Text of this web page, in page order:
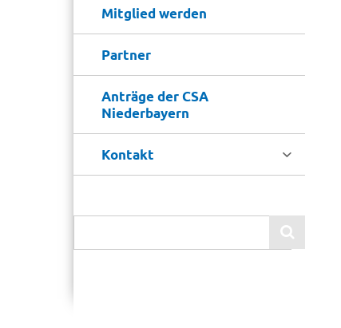
Mitglied werden
Partner
Anträge der CSA
Niederbayern
Kontakt 
